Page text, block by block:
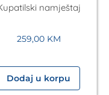
namještaj
259,00 KM
Dodaj u korpu